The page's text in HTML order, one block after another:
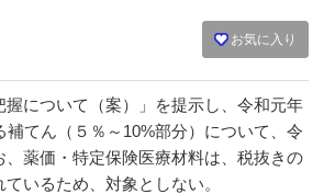
お気に入り
について（案）」を提示し、令和元年
てん（５％～10%部分）について、令
薬価・特定保険医療材料は、税抜きの
いるため、対象としない。